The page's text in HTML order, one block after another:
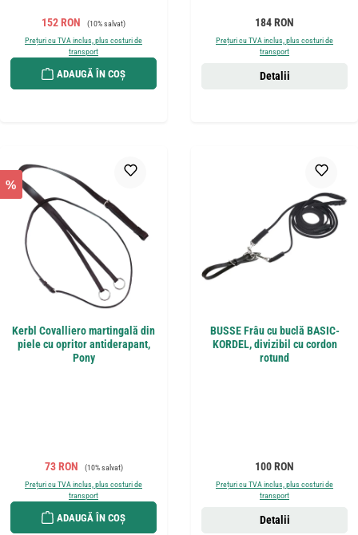
Preț de vânzare:
152 RON Preț obișnuit:
(10% salvat)
Prețuri cu TVA inclus, plus costuri de
transport
ADAUGĂ ÎN COȘ
Preț obișnuit:
184 RON
Prețuri cu TVA inclus, plus costuri de
transport
Detalii
%
Kerbl Covalliero martingală din
piele cu opritor antiderapant,
Pony
Preț de vânzare:
73 RON Preț obișnuit:
(10% salvat)
Prețuri cu TVA inclus, plus costuri de
transport
ADAUGĂ ÎN COȘ
BUSSE Frâu cu buclă BASIC-
KORDEL, divizibil cu cordon
rotund
Preț obișnuit:
100 RON
Prețuri cu TVA inclus, plus costuri de
transport
Detalii